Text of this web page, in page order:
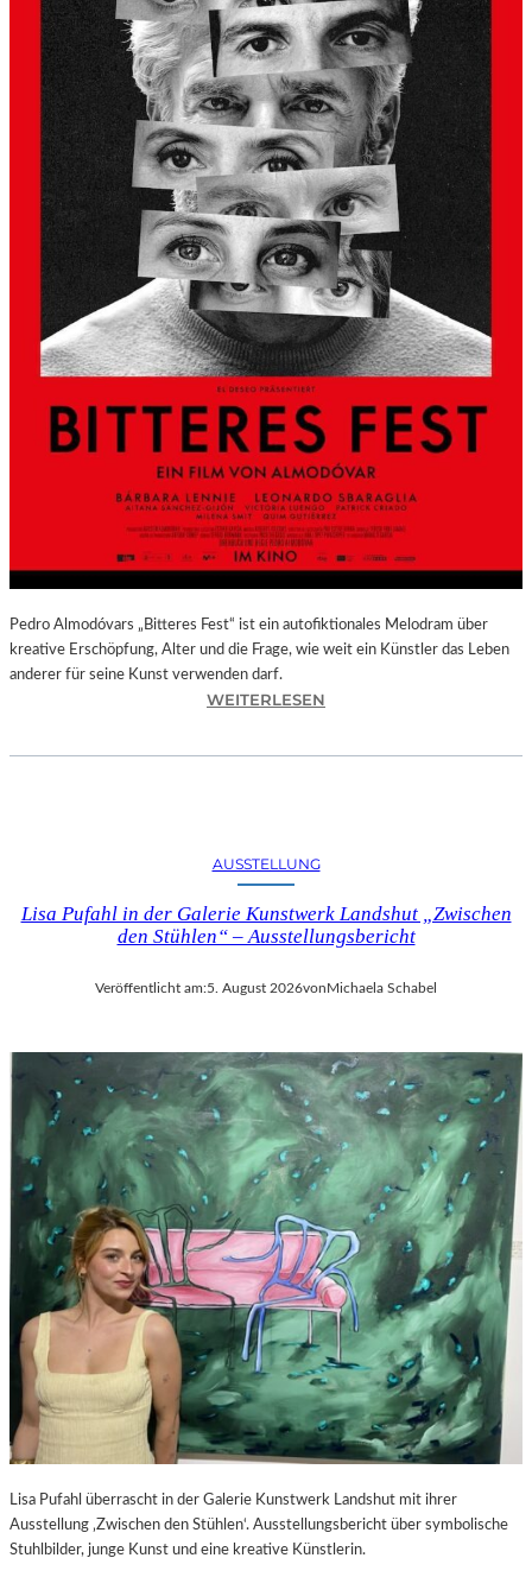
S
L
B
E
R
G
A
L
S
K
Ü
N
S
T
L
H
A
U
S
–
A
S
S
R
I
H
S
C
H
A
B
E
L
-
K
U
L
T
U
R
-
B
O
G
Pedro Almodóvars „Bitteres Fest“ ist ein autofiktionales Melodram über
kreative Erschöpfung, Alter und die Frage, wie weit ein Künstler das Leben
anderer für seine Kunst verwenden darf.
WEITERLESEN
S
F
S
–
F
I
L
M
K
R
I
T
I
K
Z
U
P
E
D
O
A
L
AUSSTELLUNG
Lisa Pufahl in der Galerie Kunstwerk Landshut „Zwischen
den Stühlen“ – Ausstellungsbericht
Veröffentlicht am:5. August 2026von Michaela Schabel
Lisa Pufahl überrascht in der Galerie Kunstwerk Landshut mit ihrer
Ausstellung ‚Zwischen den Stühlen‘. Ausstellungsbericht über symbolische
Stuhlbilder, junge Kunst und eine kreative Künstlerin.